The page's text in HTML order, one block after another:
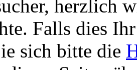
herzlich
Falls dies
sich bitte die